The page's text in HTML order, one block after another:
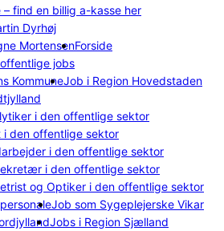
– find en billig a-kasse her
Dyrhøj
MortensenForside
jobs
KommuneJob i Region Hovedstaden
i den offentlige sektor
den offentlige sektor
i den offentlige sektor
i den offentlige sektor
og Optiker i den offentlige sektor
Job som Sygeplejerske Vikar
Jobs i Region Sjælland